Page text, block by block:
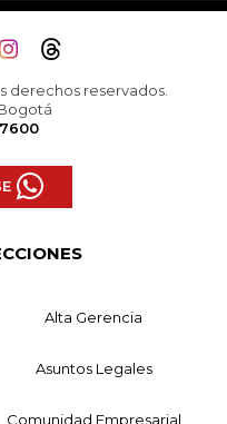
derechos reservados.
Bogotá
Alta Gerencia
Asuntos Legales
Comunidad Empresarial